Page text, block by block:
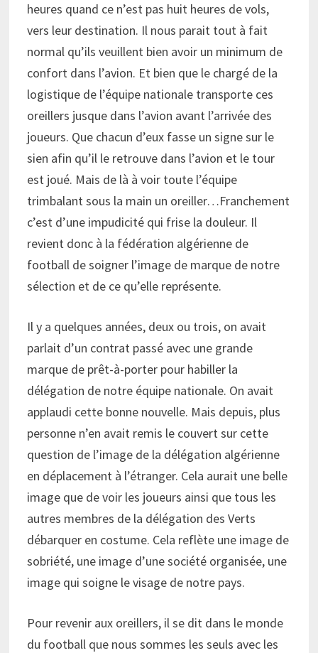
heures quand ce n’est pas huit heures de vols,
vers leur destination. Il nous parait tout à fait
normal qu’ils veuillent bien avoir un minimum de
confort dans l’avion. Et bien que le chargé de la
logistique de l’équipe nationale transporte ces
oreillers jusque dans l’avion avant l’arrivée des
joueurs. Que chacun d’eux fasse un signe sur le
sien afin qu’il le retrouve dans l’avion et le tour
est joué. Mais de là à voir toute l’équipe
trimbalant sous la main un oreiller…Franchement
c’est d’une impudicité qui frise la douleur. Il
revient donc à la fédération algérienne de
football de soigner l’image de marque de notre
sélection et de ce qu’elle représente.
Il y a quelques années, deux ou trois, on avait
parlait d’un contrat passé avec une grande
marque de prêt-à-porter pour habiller la
délégation de notre équipe nationale. On avait
applaudi cette bonne nouvelle. Mais depuis, plus
personne n’en avait remis le couvert sur cette
question de l’image de la délégation algérienne
en déplacement à l’étranger. Cela aurait une belle
image que de voir les joueurs ainsi que tous les
autres membres de la délégation des Verts
débarquer en costume. Cela reflète une image de
sobriété, une image d’une société organisée, une
image qui soigne le visage de notre pays.
Pour revenir aux oreillers, il se dit dans le monde
du football que nous sommes les seuls avec les